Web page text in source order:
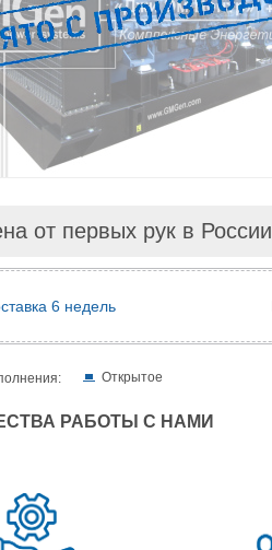
от первых рук в
6 недель
Открытое
РАБОТЫ С НАМИ